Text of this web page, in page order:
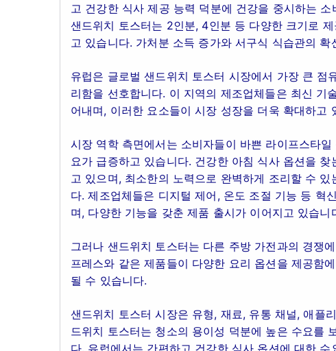
고 건강한 식사 제공 능력 덕분에 건강을 중시하는
샌드위치 토스터는 2인분, 4인분 등 다양한 크기로
고 있습니다. 가처분 소득 증가와 서구식 식습관의
유럽은 글로벌 샌드위치 토스터 시장에서 가장 큰 점
리함을 선호합니다. 이 지역의 제조업체들은 최신
어내며, 이러한 요소들이 시장 성장을 더욱 확대하고
시장 역학 측면에서는 소비자들이 바쁜 라이프스타
요가 급증하고 있습니다. 건강한 아침 식사 옵션을
고 있으며, 최소한의 노력으로 완벽하게 조리할 수
다. 제조업체들은 디지털 제어, 온도 조절 기능 등 혁
며, 다양한 기능을 갖춘 제품 출시가 이어지고 있습니
그러나 샌드위치 토스터는 다른 주방 가전과의 경쟁
프레스와 같은 제품들이 다양한 요리 옵션을 제공함
될 수 있습니다.
샌드위치 토스터 시장은 유형, 재료, 유통 채널, 애플
드위치 토스터는 청소의 용이성 덕분에 높은 수요를
다. 유럽에서는 간편하고 건강한 식사 옵션에 대한